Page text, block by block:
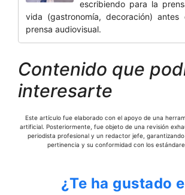
escribiendo para la
vida (gastronomía, decoración)
prensa audiovisual.
Contenido que
interesarte
Este artículo fue elaborado con el apoyo de una
artificial. Posteriormente, fue objeto de una revisión
periodista profesional y un redactor jefe,
pertinencia y su conformidad con los
¿Te ha gustado